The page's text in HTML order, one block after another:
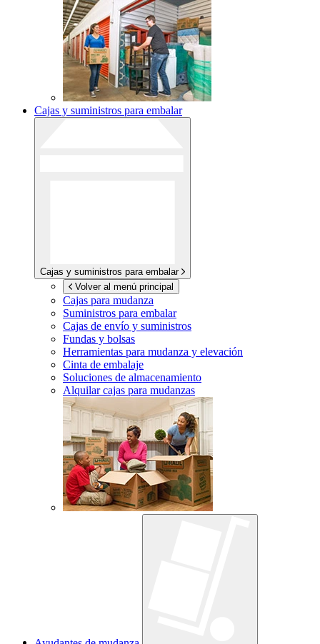
Cajas y suministros para embalar
Cajas y suministros para embalar
Volver al menú principal
Cajas para mudanza
Suministros para embalar
Cajas de envío y suministros
Fundas y bolsas
Herramientas para mudanza y elevación
Cinta de embalaje
Soluciones de almacenamiento
Alquilar cajas para mudanzas